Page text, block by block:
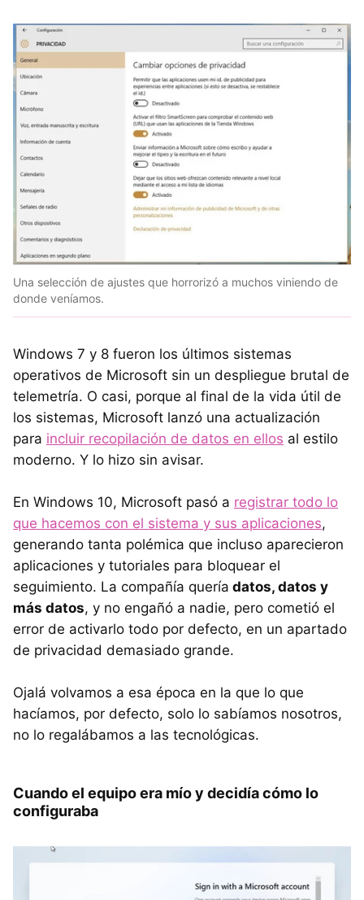
Una selección de ajustes que horrorizó a muchos viniendo de
donde veníamos.
Windows 7 y 8 fueron los últimos sistemas
operativos de Microsoft sin un despliegue brutal de
telemetría. O casi, porque al final de la vida útil de
los sistemas, Microsoft lanzó una actualización
para incluir recopilación de datos en ellos al estilo
moderno. Y lo hizo sin avisar.
En Windows 10, Microsoft pasó a registrar todo lo
que hacemos con el sistema y sus aplicaciones,
generando tanta polémica que incluso aparecieron
aplicaciones y tutoriales para bloquear el
seguimiento. La compañía quería datos, datos y
más datos, y no engañó a nadie, pero cometió el
error de activarlo todo por defecto, en un apartado
de privacidad demasiado grande.
Ojalá volvamos a esa época en la que lo que
hacíamos, por defecto, solo lo sabíamos nosotros,
no lo regalábamos a las tecnológicas.
Cuando el equipo era mío y decidía cómo lo
configuraba